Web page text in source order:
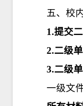
五、校
1.提交
2.二级
3.二级
一级文